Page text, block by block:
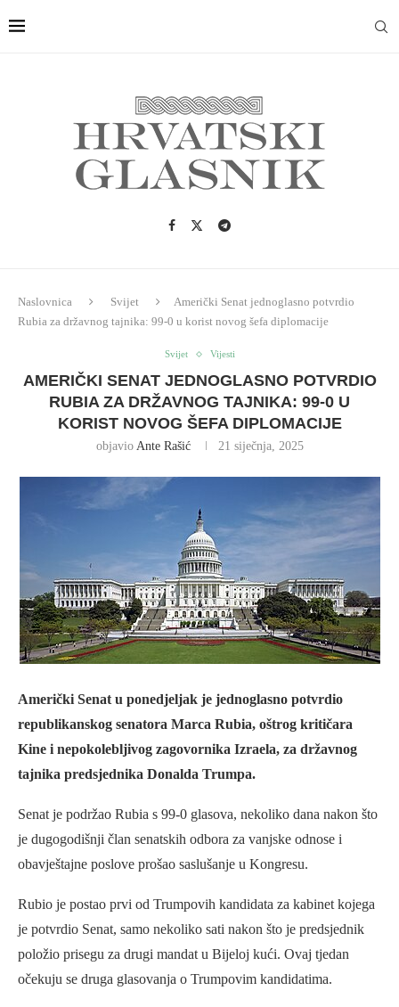
Naslovnica Svijet
Američki Senat jednoglasno potvrdio
Rubia za državnog tajnika: 99-0 u korist novog šefa diplomacije
Svijet Vijesti
AMERIČKI SENAT JEDNOGLASNO POTVRDIO
RUBIA ZA DRŽAVNOG TAJNIKA: 99-0 U
KORIST NOVOG ŠEFA DIPLOMACIJE
objavio Ante Rašić 21 siječnja, 2025
Američki Senat u ponedjeljak je jednoglasno potvrdio
republikanskog senatora Marca Rubia, oštrog kritičara
Kine i nepokolebljivog zagovornika Izraela, za državnog
tajnika predsjednika Donalda Trumpa.
Senat je podržao Rubia s 99-0 glasova, nekoliko dana nakon što
je dugogodišnji član senatskih odbora za vanjske odnose i
obavještajne poslove prošao saslušanje u Kongresu.
Rubio je postao prvi od Trumpovih kandidata za kabinet kojega
je potvrdio Senat, samo nekoliko sati nakon što je predsjednik
položio prisegu za drugi mandat u Bijeloj kući. Ovaj tjedan
očekuju se druga glasovanja o Trumpovim kandidatima.